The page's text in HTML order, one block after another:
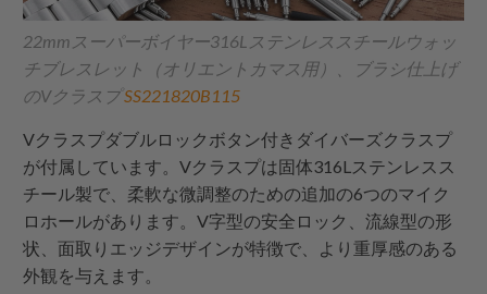
22mmスーパーボイヤー316Lステンレススチールウォッ
チブレスレット（オリエントカマス用）、ブラシ仕上げ
のVクラスプSS221820B115
Vクラスプダブルロックボタン付きダイバーズクラスプ
が付属しています。Vクラスプは固体316Lステンレスス
チール製で、柔軟な微調整のための追加の6つのマイク
ロホールがあります。V字型の安全ロック、流線型の形
状、面取りエッジデザインが特徴で、より重厚感のある
外観を与えます。